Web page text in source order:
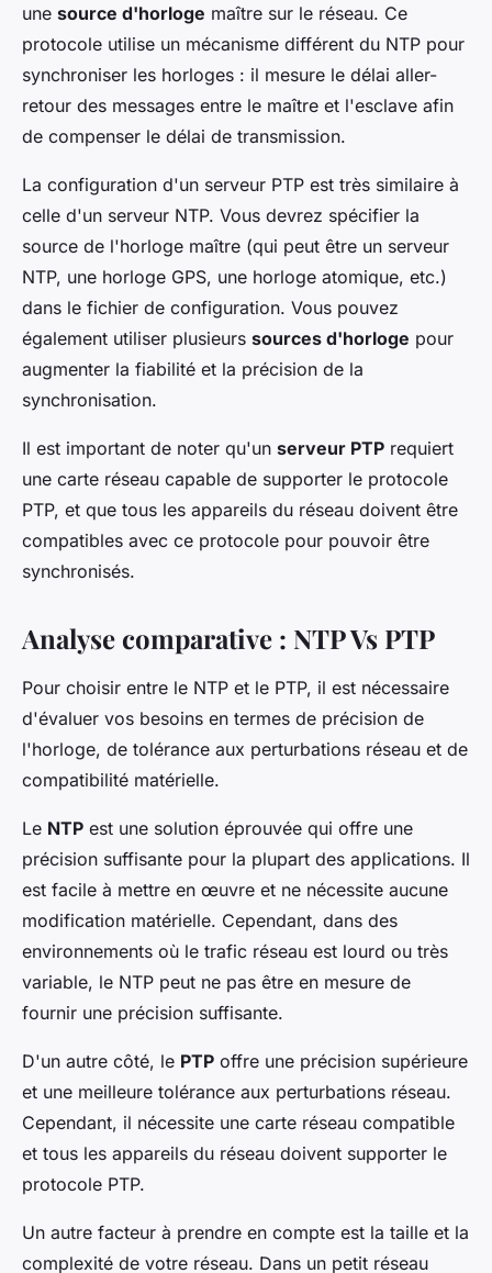
une source d'horloge maître sur le réseau. Ce
protocole utilise un mécanisme différent du NTP pour
synchroniser les horloges : il mesure le délai aller-
retour des messages entre le maître et l'esclave afin
de compenser le délai de transmission.
La configuration d'un serveur PTP est très similaire à
celle d'un serveur NTP. Vous devrez spécifier la
source de l'horloge maître (qui peut être un serveur
NTP, une horloge GPS, une horloge atomique, etc.)
dans le fichier de configuration. Vous pouvez
également utiliser plusieurs sources d'horloge pour
augmenter la fiabilité et la précision de la
synchronisation.
Il est important de noter qu'un serveur PTP requiert
une carte réseau capable de supporter le protocole
PTP, et que tous les appareils du réseau doivent être
compatibles avec ce protocole pour pouvoir être
synchronisés.
Analyse comparative : NTP Vs PTP
Pour choisir entre le NTP et le PTP, il est nécessaire
d'évaluer vos besoins en termes de précision de
l'horloge, de tolérance aux perturbations réseau et de
compatibilité matérielle.
Le NTP est une solution éprouvée qui offre une
précision suffisante pour la plupart des applications. Il
est facile à mettre en œuvre et ne nécessite aucune
modification matérielle. Cependant, dans des
environnements où le trafic réseau est lourd ou très
variable, le NTP peut ne pas être en mesure de
fournir une précision suffisante.
D'un autre côté, le PTP offre une précision supérieure
et une meilleure tolérance aux perturbations réseau.
Cependant, il nécessite une carte réseau compatible
et tous les appareils du réseau doivent supporter le
protocole PTP.
Un autre facteur à prendre en compte est la taille et la
complexité de votre réseau. Dans un petit réseau